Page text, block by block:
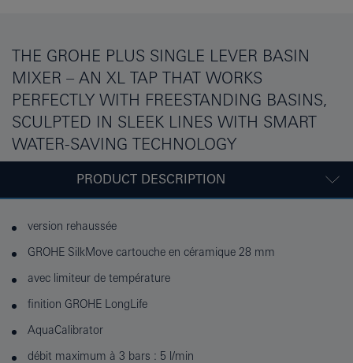
THE GROHE PLUS SINGLE LEVER BASIN
MIXER – AN XL TAP THAT WORKS
PERFECTLY WITH FREESTANDING BASINS,
SCULPTED IN SLEEK LINES WITH SMART
WATER-SAVING TECHNOLOGY
PRODUCT DESCRIPTION
version rehaussée
GROHE SilkMove cartouche en céramique 28 mm
avec limiteur de température
finition GROHE LongLife
AquaCalibrator
débit maximum à 3 bars : 5 l/min